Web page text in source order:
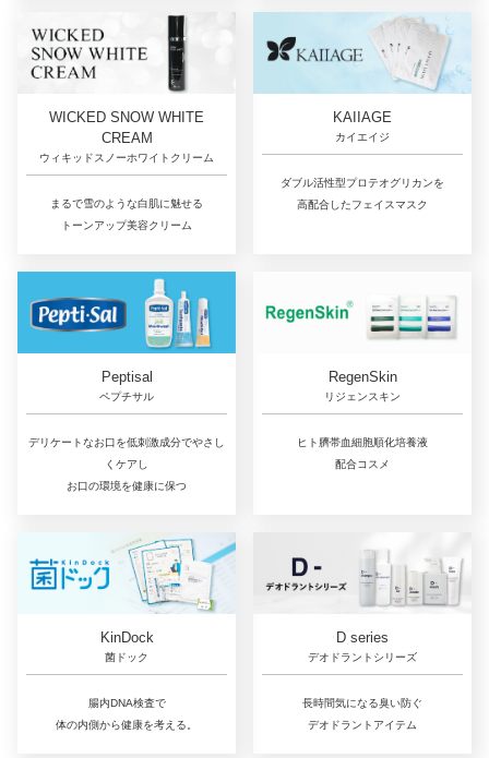
WICKED SNOW WHITE
CREAM
ウィキッドスノーホワイトクリーム
まるで雪のような白肌に魅せる
トーンアップ美容クリーム
KAIIAGE
カイエイジ
ダブル活性型プロテオグリカンを
高配合したフェイスマスク
Peptisal
ペプチサル
デリケートなお口を低刺激成分でやさし
くケアし
お口の環境を健康に保つ
RegenSkin
リジェンスキン
ヒト臍帯血細胞順化培養液
配合コスメ
KinDock
菌ドック
腸内DNA検査で
体の内側から健康を考える。
D series
デオドラントシリーズ
長時間気になる臭い防ぐ
デオドラントアイテム